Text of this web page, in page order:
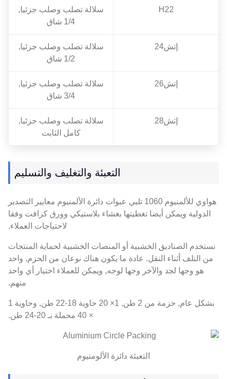
H22
سلالة تصلب وصلب جزئيا,
1/4 شاق
إتش24
سلالة تصلب وصلب جزئيا,
1/2 شاق
إتش26
سلالة تصلب وصلب جزئيا,
3/4 شاق
إتش28
سلالة تصلب وصلب جزئيا,
كامل الثابت
التعبئة والتغليف والتسليم
هواوي للألمنيوم 1060 تلبي عبوات دائرة الألمنيوم معايير التصدير
الدولية ويمكن أيضا تغطيتها بغشاء بلاستيكي وورق كرافت وفقا
لاحتياجات العملاء.
نستخدم الصناديق الخشبية أو المنصات الخشبية لحماية المنتجات
من التلف أثناء النقل. عادة ما يكون هناك نوعان من الحزم, واحد
هو وجها لجد والآخر وجها لوجه, ويمكن للعملاء اختيار أي واحد
منهم.
بشكل عام, حزمة من 2 طن, 1× 20 حاوية 18-22 طن, وحاوية 1
× 40 محملة بـ 20-24 طن.
التعبئة دائرة الألومنيوم